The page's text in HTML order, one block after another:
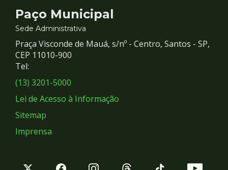
Contato
e
Redes
Sociais
Paço Municipal
Sede Administrativa
Praça Visconde de Mauá, s/nº - Centro, Santos - SP,
CEP 11010-900
Tel:
(13) 3201-5000
Lei de Acesso à Informação
Sitemap
Imprensa